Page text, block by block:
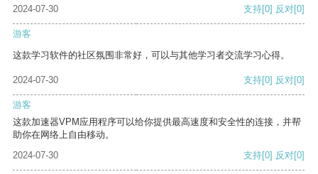
2024-07-30 支持[0] 反对[0]
游客
这款学习软件的社区氛围非常好，可以与其他学习者交流学习心得。
2024-07-30 支持[0] 反对[0]
游客
这款加速器VPM应用程序可以给你提供最高速度和安全性的连接，并帮
助你在网络上自由移动。
2024-07-30
支持[0] 反对[0]